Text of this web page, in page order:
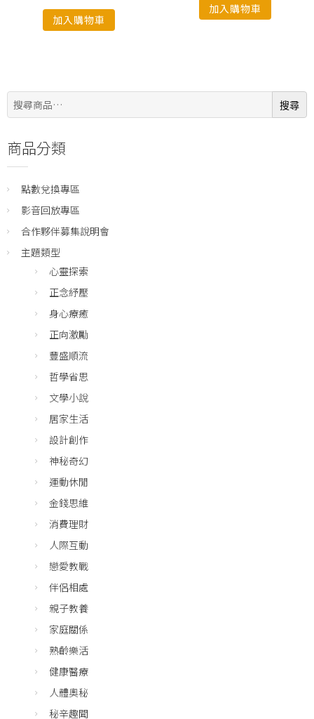
加入購物車
加入購物車
搜
尋:
搜尋
商品分類
點數兌換專區
影音回放專區
合作夥伴募集說明會
主題類型
心靈探索
正念紓壓
身心療癒
正向激勵
豐盛順流
哲學省思
文學小說
居家生活
設計創作
神秘奇幻
運動休閒
金錢思維
消費理財
人際互動
戀愛教戰
伴侶相處
親子教養
家庭關係
熟齡樂活
健康醫療
人體奧秘
秘辛趣聞